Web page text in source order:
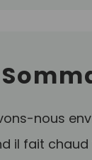
nous
il fait chaud